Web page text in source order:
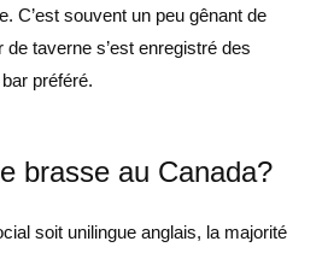
C’est souvent un peu gênant de
de taverne s’est enregistré des
préféré.
brasse au Canada?
soit unilingue anglais, la majorité